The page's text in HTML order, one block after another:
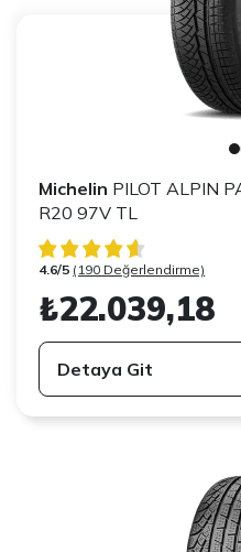
Michelin PILOT ALPIN
R20 97V TL
4.6/5 (190 Değerlendirme)
₺22.039,18
Detaya Git